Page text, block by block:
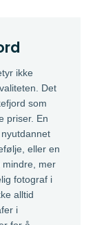
ikke
Det
som
priser. En
eller en
mindre, mer
fotograf i
alltid
i